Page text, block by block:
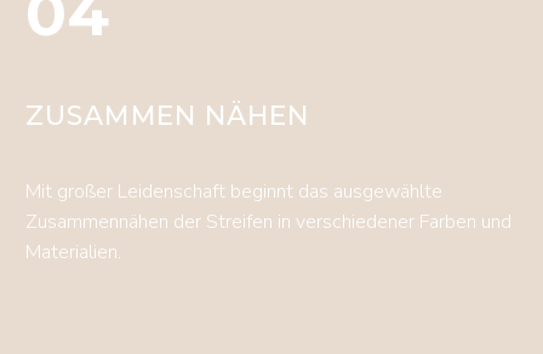
ZUSAMMEN NÄHEN
Mit großer Leidenschaft beginnt das ausgewählte
Zusammennähen der Streifen in verschiedener Farben und
Materialien.